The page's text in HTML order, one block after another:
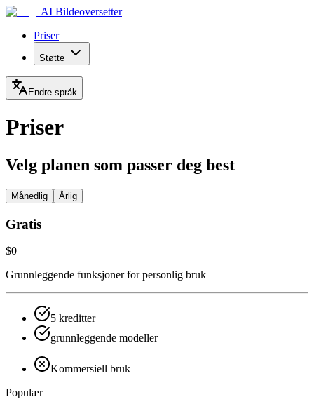
AI Bildeoversetter
Priser
Støtte
Endre språk
Priser
Velg planen som passer deg best
Månedlig Årlig
Gratis
$0
Grunnleggende funksjoner for personlig bruk
5 kreditter
grunnleggende modeller
Kommersiell bruk
Populær